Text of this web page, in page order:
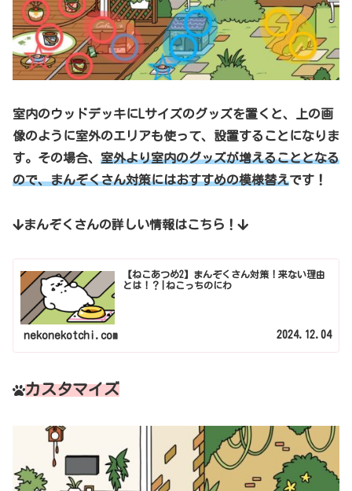
室内のウッドデッキにLサイズのグッズを置くと、上の画
像のように室外のエリアも使って、設置することになりま
す。その場合、 室外より室内のグッズが増えることとなる
ので、まんぞくさん対策にはおすすめの模様替えです！
まんぞくさんの詳しい情報はこちら！
【ねこあつめ2】まんぞくさん対策！来ない理由
とは！？|ねこっちのにわ
nekonekotchi.com 2024.12.04
カスタマイズ